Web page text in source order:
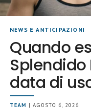
NEWS E ANTICIPAZIONI
Quando
Splendido
data di
TEAM | AGOSTO 6, 2026